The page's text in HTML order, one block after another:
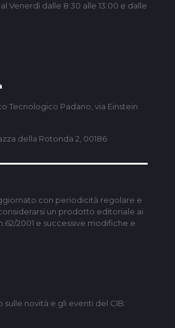
Venerdì dalle 8:30 alle 13:00 e dalle
Tecnologico Padano, via Einstein
della Rotonda 2, 00186
con periodicità regolare e
un prodotto editoriale ai
2001 e successive modifiche e
sulle novità e gli eventi del CIB: